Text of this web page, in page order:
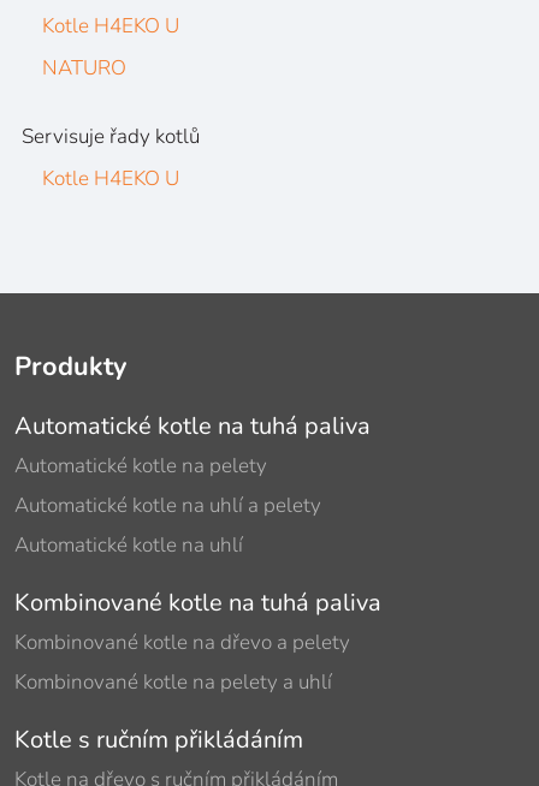
Kotle H4EKO U
NATURO
Servisuje řady kotlů
Kotle H4EKO U
Produkty
Automatické kotle na tuhá paliva
Automatické kotle na pelety
Automatické kotle na uhlí a pelety
Automatické kotle na uhlí
Kombinované kotle na tuhá paliva
Kombinované kotle na dřevo a pelety
Kombinované kotle na pelety a uhlí
Kotle s ručním přikládáním
Kotle na dřevo s ručním přikládáním